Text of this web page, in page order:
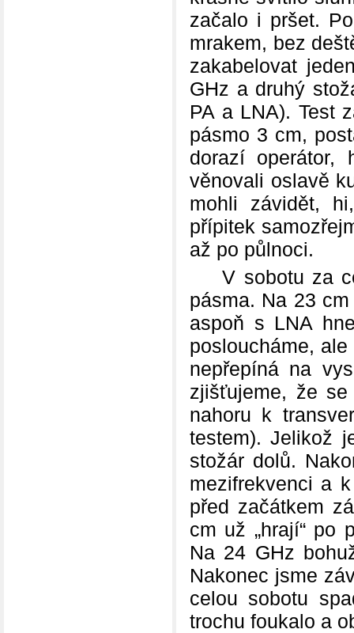
začalo i pršet.
mrakem, bez
zakabelovat
GHz a druhý
PA a LNA). Test
pásmo 3 cm,
dorazí operátor,
věnovali oslavě
mohli závidět,
přípitek
až po půlnoci.
V sobotu za
pásma. Na 23
aspoň s LNA
posloucháme,
nepřepíná na
zjišťujeme, že
nahoru k
testem). Jelikož
stožár dolů.
mezifrekvenci a
před začátkem
cm už „hrají“ po
Na 24 GHz
Nakonec jsme
celou sobotu
trochu foukalo a